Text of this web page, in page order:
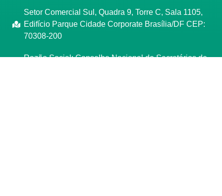
Setor Comercial Sul, Quadra 9, Torre C, Sala 1105,
Edifício Parque Cidade Corporate Brasília/DF CEP:
70308-200
Razão Social: Conselho Nacional de Secretários de